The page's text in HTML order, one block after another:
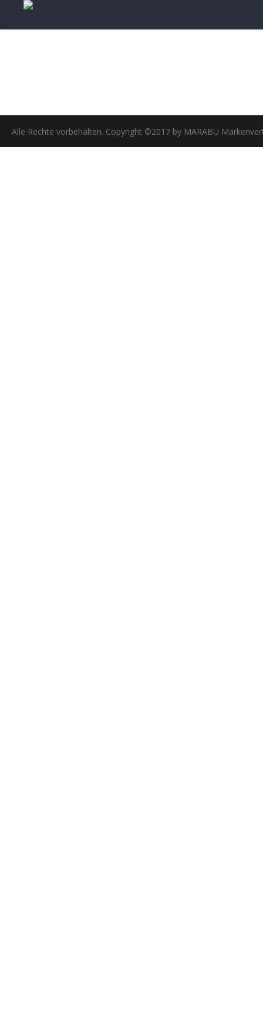
Alle Rechte vorbehalten. Copyright ©2017 by MARABU